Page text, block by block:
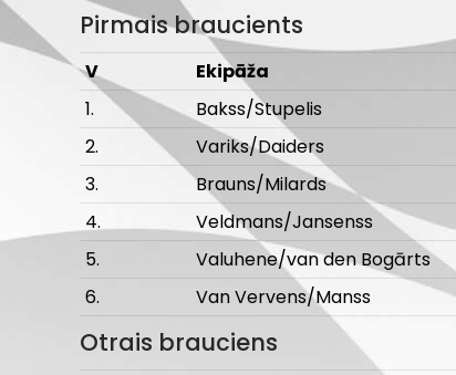
Pirmais braucients
V Ekipāža
1.
Bakss/Stupelis
2.
Variks/Daiders
3.
Brauns/Milards
4.
Veldmans/Jansenss
5.
Valuhene/van den Bogārts
6.
Van Vervens/Manss
Otrais brauciens